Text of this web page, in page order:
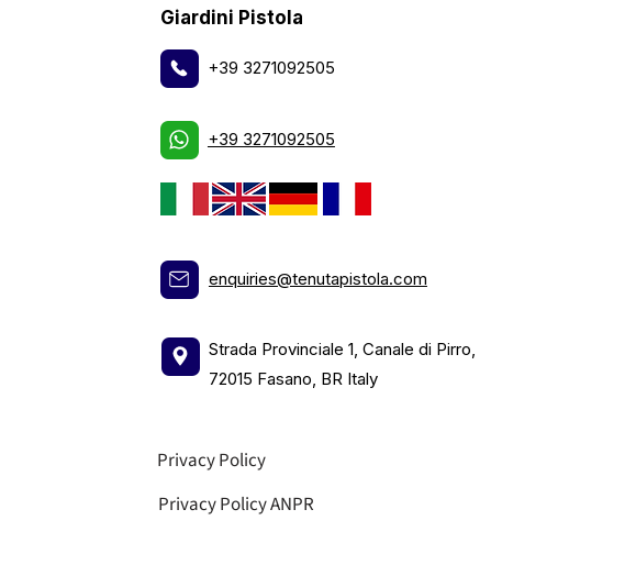
Giardini Pistola
+39 3271092505
+39 3271092505
enquiries@tenutapistola.com
Strada Provinciale 1, Canale di Pirro,
72015 Fasano, BR Italy
Privacy Policy
Privacy Policy ANPR